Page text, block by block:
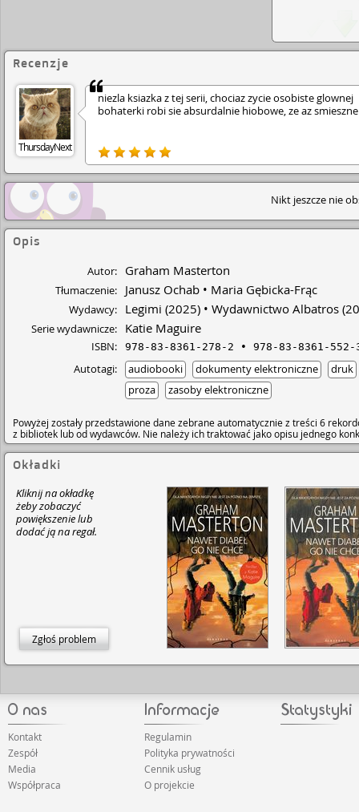
Recenzje
ThursdayNext
niezla ksiazka z tej serii, chociaz zycie osobiste glownej
bohaterki robi sie absurdalnie hiobowe, ze az smieszne
Nikt jeszcze nie
Opis
Autor: Graham Masterton
Tłumaczenie: Janusz Ochab Maria Gębicka-Frąc
Wydawcy: Legimi (2025) Wydawnictwo Albatros
Serie wydawnicze: Katie Maguire
ISBN: 978-83-8361-278-2 978-83-8361-552-
Autotagi: audiobooki dokumenty elektroniczne
druk
proza
zasoby elektroniczne
Powyżej zostały przedstawione dane zebrane automatycznie z treści 6
z bibliotek lub od wydawców. Nie należy ich traktować jako opisu jednego
Okładki
Kliknij na okładkę
żeby zobaczyć
powiększenie lub
dodać ją na regał.
Zgłoś problem
Kontakt
Zespół
Media
Współpraca
Regulamin
Polityka prywatności
Cennik usług
O projekcie